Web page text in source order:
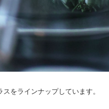
をラインナップしています。